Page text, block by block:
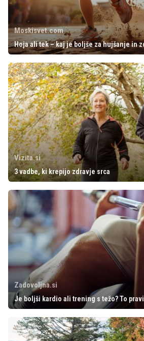
Moskisvet.com
Hoja ali tek – kaj je boljše za hujšanje in
Vizita.si
3 vadbe, ki krepijo zdravje srca
Zadovoljna.si
Je boljši kardio ali trening s težo? To